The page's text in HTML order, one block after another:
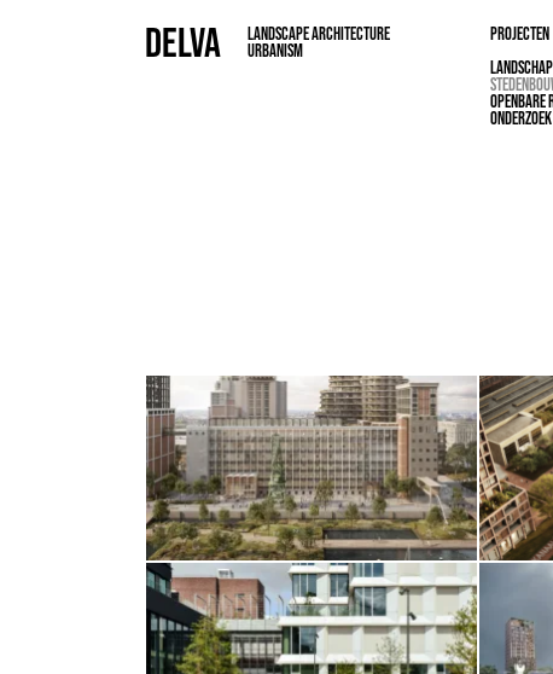
DELVA
LANDSCAPE ARCHITECTURE
URBANISM
PROJECTEN
LANDSCHAP
OPENBARE
ONDERZOEK